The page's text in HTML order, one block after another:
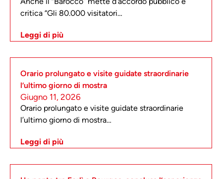
critica “Gli 80.000 visitatori…
Leggi di più
Orario prolungato e visite guidate straordinarie
l’ultimo giorno di mostra
Giugno 11, 2026
Orario prolungato e visite guidate straordinarie
l’ultimo giorno di mostra…
Leggi di più